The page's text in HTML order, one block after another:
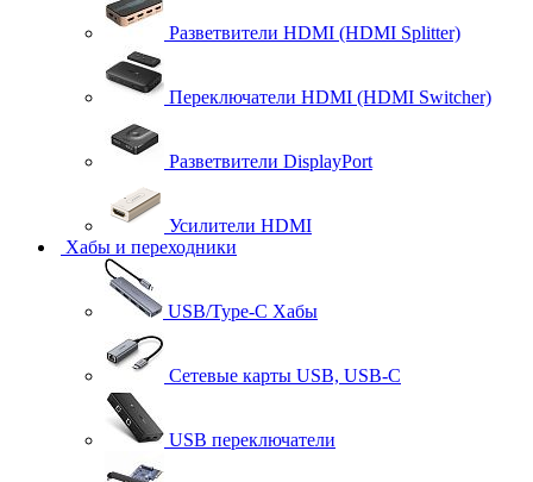
Разветвители HDMI (HDMI Splitter)
Переключатели HDMI (HDMI Switcher)
Разветвители DisplayPort
Усилители HDMI
Хабы и переходники
USB/Type-C Хабы
Сетевые карты USB, USB-C
USB переключатели